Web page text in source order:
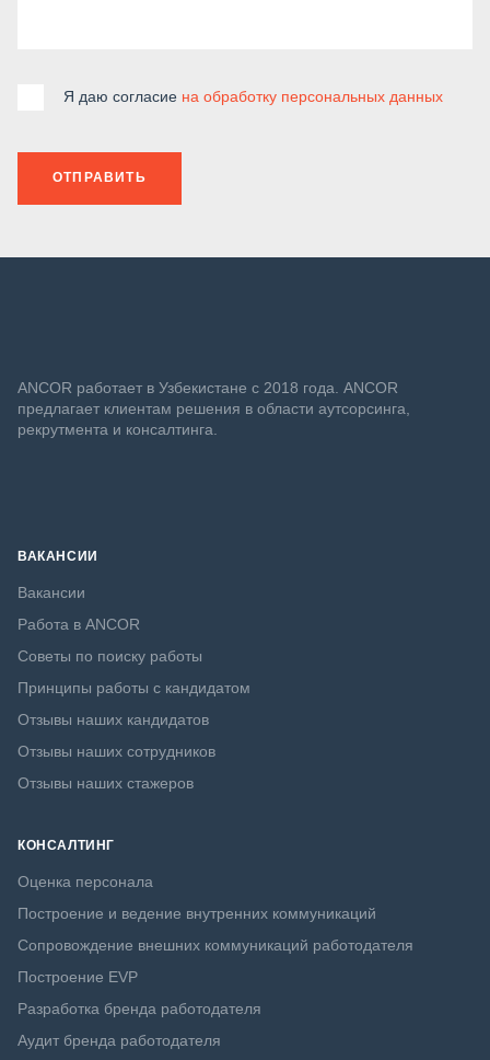
Я даю согласие на обработку персональных данных
ОТПРАВИТЬ
ANСOR работает в Узбекистане с 2018 года. ANCOR
предлагает клиентам решения в области аутсорсинга,
рекрутмента и консалтинга.
ВАКАНСИИ
Вакансии
Работа в ANCOR
Советы по поиску работы
Принципы работы с кандидатом
Отзывы наших кандидатов
Отзывы наших сотрудников
Отзывы наших стажеров
КОНСАЛТИНГ
Оценка персонала
Построение и ведение внутренних коммуникаций
Сопровождение внешних коммуникаций работодателя
Построение EVP
Разработка бренда работодателя
Аудит бренда работодателя